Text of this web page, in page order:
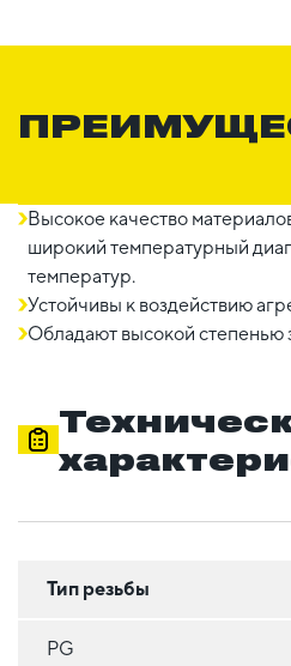
Высокое качество
широкий температурный
температур.
Устойчивы к воздействию
Обладают высокой степенью
Тип резьбы
PG